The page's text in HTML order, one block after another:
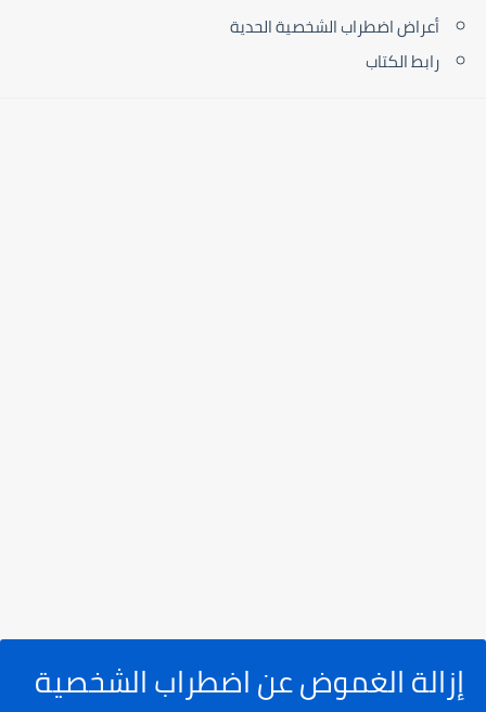
أعراض اضطراب الشخصية الحدية
رابط الكتاب
إزالة الغموض عن اضطراب الشخصية